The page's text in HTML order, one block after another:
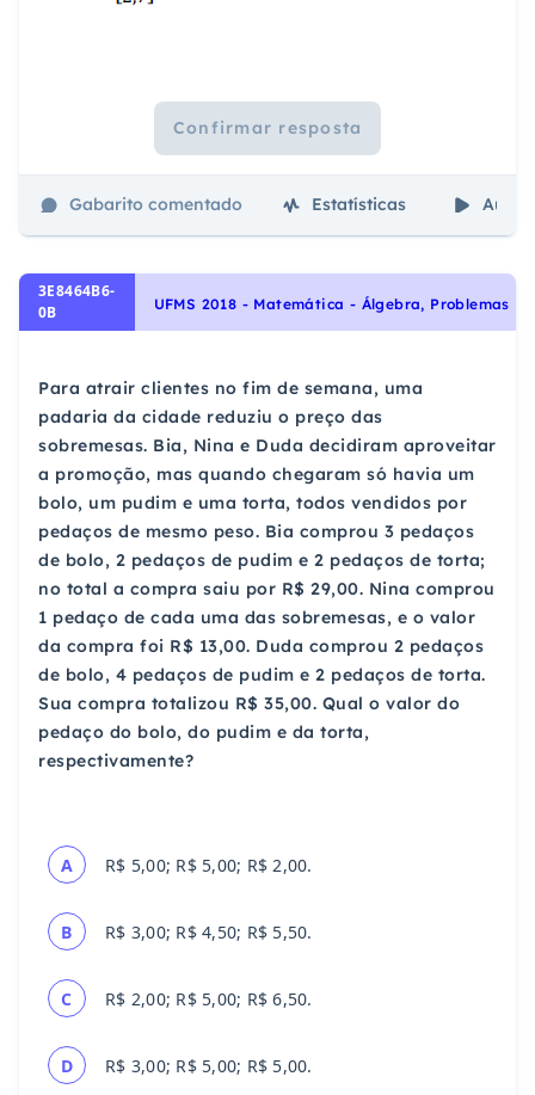
Confirmar resposta
Gabarito comentado Estatísticas Aulas
3E8464B6-
0B
UFMS 2018 - Matemática - Álgebra, Problemas
Para atrair clientes no fim de semana, uma
padaria da cidade reduziu o preço das
sobremesas. Bia, Nina e Duda decidiram aproveitar
a promoção, mas quando chegaram só havia um
bolo, um pudim e uma torta, todos vendidos por
pedaços de mesmo peso. Bia comprou 3 pedaços
de bolo, 2 pedaços de pudim e 2 pedaços de torta;
no total a compra saiu por R$ 29,00. Nina comprou
1 pedaço de cada uma das sobremesas, e o valor
da compra foi R$ 13,00. Duda comprou 2 pedaços
de bolo, 4 pedaços de pudim e 2 pedaços de torta.
Sua compra totalizou R$ 35,00. Qual o valor do
pedaço do bolo, do pudim e da torta,
respectivamente?
A R$ 5,00; R$ 5,00; R$ 2,00.
B R$ 3,00; R$ 4,50; R$ 5,50.
C R$ 2,00; R$ 5,00; R$ 6,50.
D R$ 3,00; R$ 5,00; R$ 5,00.